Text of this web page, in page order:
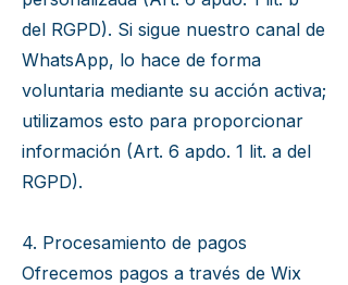
del RGPD). Si sigue nuestro canal de
WhatsApp, lo hace de forma
voluntaria mediante su acción activa;
utilizamos esto para proporcionar
información (Art. 6 apdo. 1 lit. a del
RGPD).
4. Procesamiento de pagos
Ofrecemos pagos a través de Wix